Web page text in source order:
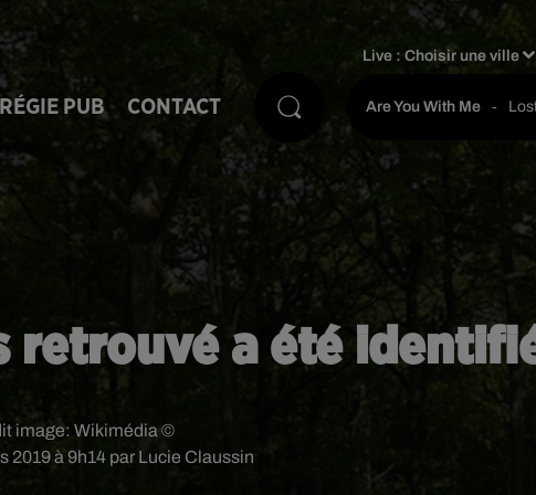
RÉGIE PUB CONTACT
Live :Choisir une ville
Are You With Me -
retrouvé a été
2019 à 9h14 par Lucie Claussin
image: Wikimédia ©